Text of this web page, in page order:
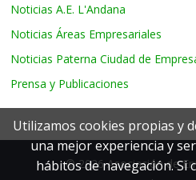
Noticias A.E. L'Andana
Noticias Áreas Empresariales
Noticias Paterna Ciudad de
Prensa y Publicaciones
© 2026 Asociación de
Utilizamos cookies propias y
una mejor experiencia y
hábitos de navegación. Si